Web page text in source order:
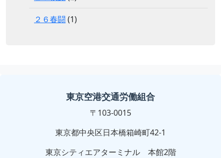
２６春闘 (1)
東京空港交通労働組合
〒103-0015
東京都中央区日本橋箱崎町42-1
東京シティエアターミナル 本館2階